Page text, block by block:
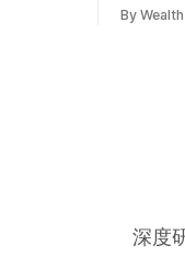
100，最
在自己
上，结
转折点
据全部
By
深度